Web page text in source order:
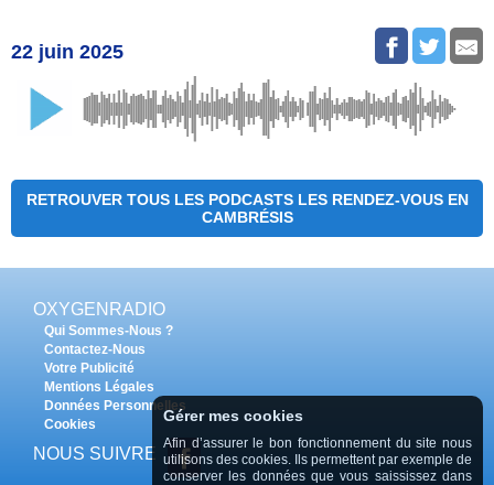
22 juin 2025
RETROUVER TOUS LES PODCASTS LES RENDEZ-VOUS EN
CAMBRÉSIS
OXYGENRADIO
Qui Sommes-Nous ?
Contactez-Nous
Votre Publicité
Mentions Légales
Données Personnelles
Cookies
NOUS SUIVRE
Gérer mes cookies
Afin d’assurer le bon fonctionnement du site nous
utilisons des cookies. Ils permettent par exemple de
conserver les données que vous saississez dans